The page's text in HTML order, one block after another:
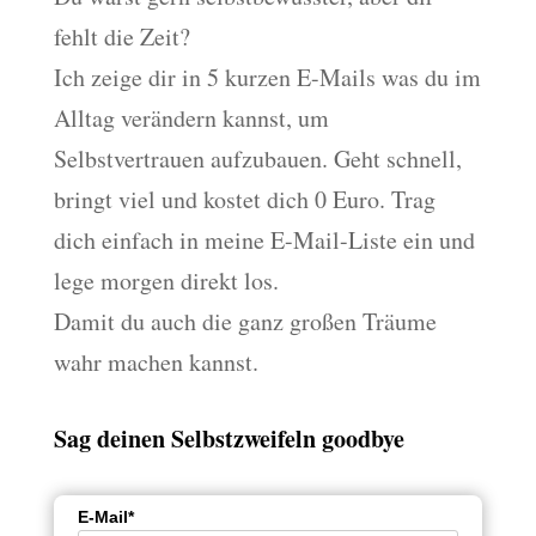
fehlt die Zeit?
Ich zeige dir in 5 kurzen E-Mails was du im
Alltag verändern kannst, um
Selbstvertrauen aufzubauen. Geht schnell,
bringt viel und kostet dich 0 Euro. Trag
dich einfach in meine E-Mail-Liste ein und
lege morgen direkt los.
Damit du auch die ganz großen Träume
wahr machen kannst.
Sag deinen Selbstzweifeln goodbye
E-Mail*